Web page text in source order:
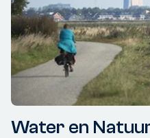
Water en